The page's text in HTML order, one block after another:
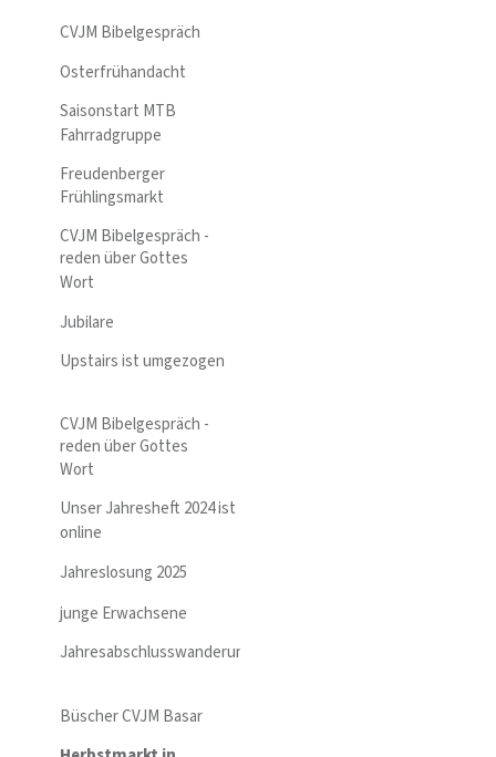
CVJM Bibelgespräch
Osterfrühandacht
Saisonstart MTB
Fahrradgruppe
Freudenberger
Frühlingsmarkt
CVJM Bibelgespräch -
reden über Gottes
Wort
Jubilare
Upstairs ist umgezogen
CVJM Bibelgespräch -
reden über Gottes
Wort
Unser Jahresheft 2024 ist
online
Jahreslosung 2025
junge Erwachsene
Jahresabschlusswanderung
Büscher CVJM Basar